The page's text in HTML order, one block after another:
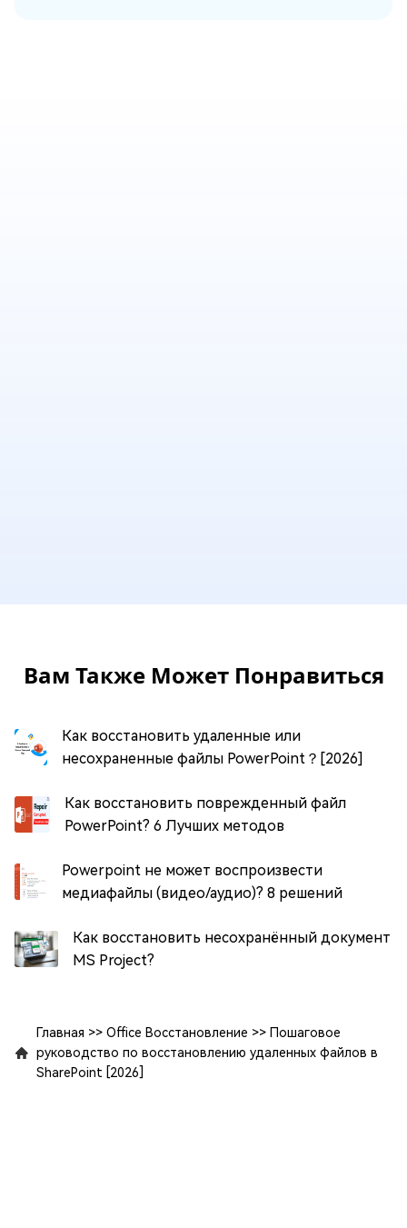
Вам Также Может Понравиться
Как восстановить удаленные или
несохраненные файлы PowerPoint？[2026]
Как восстановить поврежденный файл
PowerPoint? 6 Лучших методов
Powerpoint не может воспроизвести
медиафайлы (видео/аудио)? 8 решений
Как восстановить несохранённый документ
MS Project?
Главная >> Office Восстановление >> Пошаговое
руководство по восстановлению удаленных файлов в
SharePoint [2026]